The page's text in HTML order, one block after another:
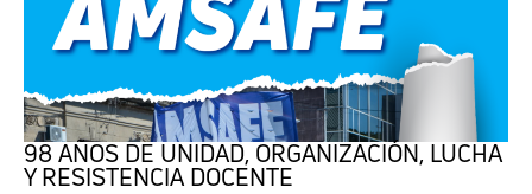
98 AÑOS DE UNIDAD, ORGANIZACIÓN, LUCHA
Y RESISTENCIA DOCENTE